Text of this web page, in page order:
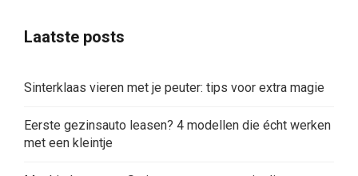
Laatste posts
Sinterklaas vieren met je peuter: tips voor extra magie
Eerste gezinsauto leasen? 4 modellen die écht werken
met een kleintje